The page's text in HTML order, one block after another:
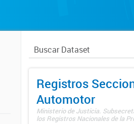
Registros
Automotor
Ministerio de Justicia.
los Registros Nacionales de la